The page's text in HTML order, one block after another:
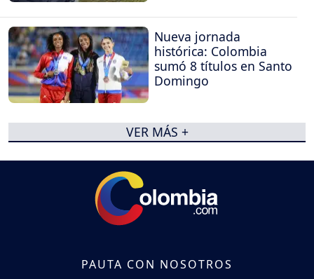
Nueva jornada
histórica: Colombia
sumó 8 títulos en Santo
Domingo
VER MÁS +
PAUTA CON NOSOTROS